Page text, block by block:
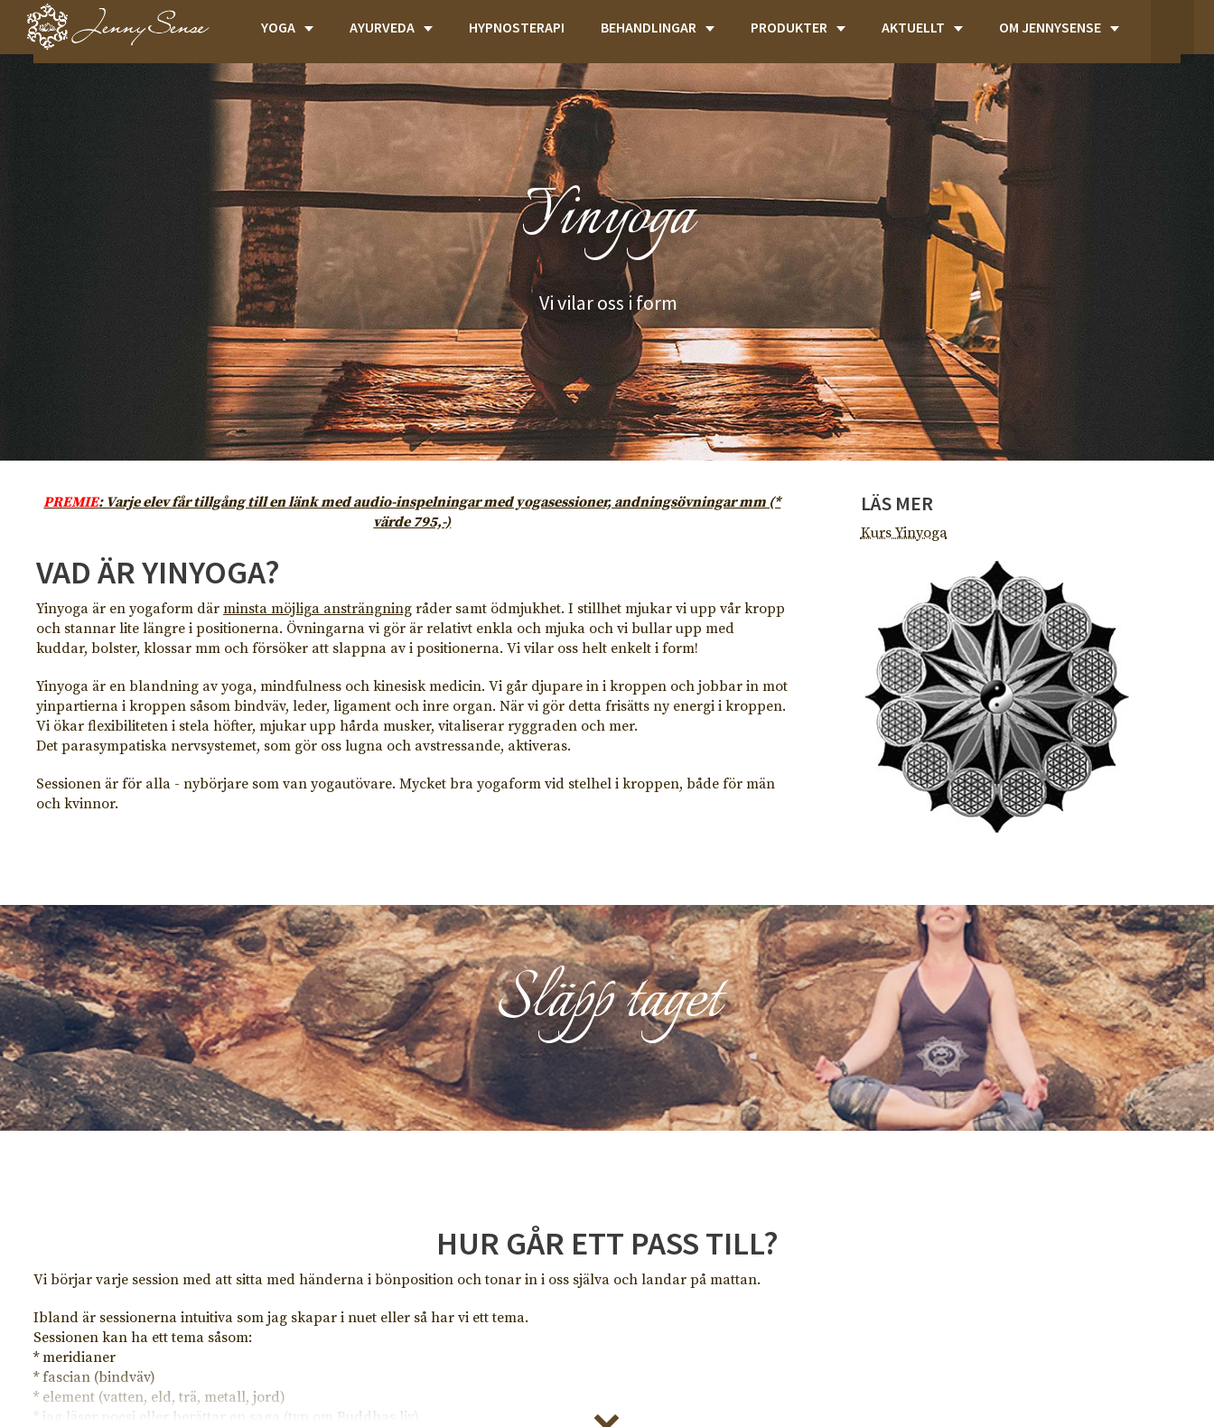
YOGA AYURVEDA HYPNOSTERAPI BEHANDLINGAR PRODUKTER AKTUELLT OM JENNYSENSE
Yinyoga
Vi vilar oss i form
PREMIE: Varje elev får tillgång till en länk med audio-inspelningar med yogasessioner, andningsövningar mm (*
värde 795,-)
VAD ÄR YINYOGA?
Yinyoga är en yogaform där minsta möjliga ansträngning råder samt ödmjukhet. I stillhet mjukar vi upp vår kropp
och stannar lite längre i positionerna. Övningarna vi gör är relativt enkla och mjuka och vi bullar upp med
kuddar, bolster, klossar mm och försöker att slappna av i positionerna. Vi vilar oss helt enkelt i form!
Yinyoga är en blandning av yoga, mindfulness och kinesisk medicin. Vi går djupare in i kroppen och jobbar in mot
yinpartierna i kroppen såsom bindväv, leder, ligament och inre organ. När vi gör detta frisätts ny energi i kroppen.
Vi ökar flexibiliteten i stela höfter, mjukar upp hårda musker, vitaliserar ryggraden och mer.
Det parasympatiska nervsystemet, som gör oss lugna och avstressande, aktiveras.
Sessionen är för alla - nybörjare som van yogautövare. Mycket bra yogaform vid stelhel i kroppen, både för män
och kvinnor.
LÄS MER
Kurs Yinyoga
Släpp taget
HUR GÅR ETT PASS TILL?
Vi börjar varje session med att sitta med händerna i bönposition och tonar in i oss själva och landar på mattan.
Ibland är sessionerna intuitiva som jag skapar i nuet eller så har vi ett tema.
Sessionen kan ha ett tema såsom:
* meridianer
* fascian (bindväv)
* element (vatten, eld, trä, metall, jord)
* jag läser poesi eller berättar en saga (typ om Buddhas liv)